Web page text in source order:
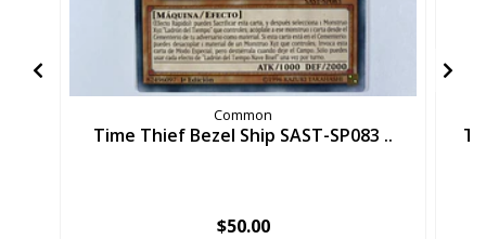
Common
Time Thief Bezel Ship SAST-SP083 ..
$50.00